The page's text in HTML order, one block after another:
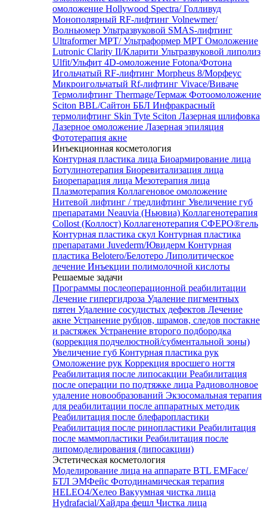
омоложение Hollywood Spectra/ Голливуд
Монополярный RF-лифтинг Volnewmer/
Волньюмер Ультразвуковой SMAS-лифтинг
Ultraformer MPT/ Ультраформер MPT Омоложение
Lutronic Clarity II/Кларити Ультразвуковой липолиз
Ulfit/Ульфит 4D-омоложение Fotona/Фотона
Игольчатый RF-лифтинг Morpheus 8/Морфеус
Микроигольчатый Rf-лифтинг Vivace/Виваче
Термолифтинг Thermage/Термаж Фотоомоложение
Sciton BBL/Сайтон ББЛ Инфракрасный
термолифтинг Skin Tyte Sciton Лазерная шлифовка
Лазерное омоложение Лазерная эпиляция
Фототерапия акне
Инъекционная косметология
Контурная пластика лица Биоармирование лица
Ботулинотерапия Биоревитализация лица
Биорепарация лица Мезотерапия лица
Плазмотерапия Коллагеновое омоложение
Нитевой лифтинг / тредлифтинг Увеличение губ
препаратами Neauvia (Ньювиа) Коллагенотерапия
Collost (Коллост) Коллагенотерапия СФЕРО®гель
Контурная пластика скул Контурная пластика
препаратами Juvederm/Ювидерм Контурная
пластика Belotero/Белотеро Липолитическое
лечение Инъекции полимолочной кислоты
Решаемые задачи
Программы послеоперационной реабилитации
Лечение гипергидроза Удаление пигментных
пятен Удаление сосудистых дефектов Лечение
акне Устранение рубцов, шрамов, следов постакне
и растяжек Устранение второго подбородка
(коррекция подчелюстной/субментальной зоны)
Увеличение губ Контурная пластика рук
Омоложение рук Коррекция вросшего ногтя
Реабилитация после липосакции Реабилитация
после операции по подтяжке лица Радиоволновое
удаление новообразований Экзосомальная терапия
для реабилитации после аппаратных методик
Реабилитация после блефаропластики
Реабилитация после ринопластики Реабилитация
после маммопластики Реабилитация после
липомоделирования (липосакции)
Эстетическая косметология
Моделирование лица на аппарате BTL EMFace/
БТЛ ЭМФейс Фотодинамическая терапия
HELEO4/Хелео Вакуумная чистка лица
Hydrafacial/Хайдра фешл Чистка лица